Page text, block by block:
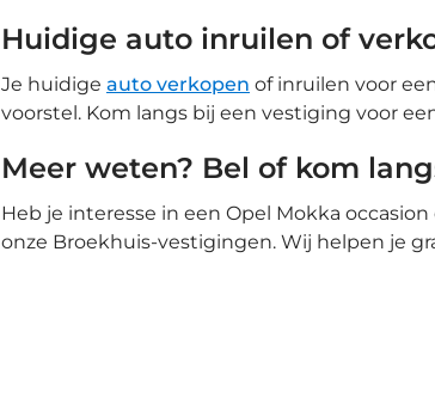
Huidige auto inruilen of
Je huidige auto verkopen of inruilen voor
voorstel. Kom langs bij een vestiging voor
Meer weten? Bel of kom
Heb je interesse in een Opel Mokka
onze Broekhuis-vestigingen. Wij helpen je